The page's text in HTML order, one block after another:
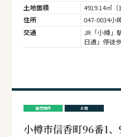
土地面積
4919.14㎡（
住所
047-0034小
交通
JR「小樽」
日通」停徒
販売物件 土地
小樽市信香町96番1